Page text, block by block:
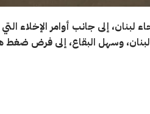
لبنان، إلى جانب أوامر الإخلاء
وسهل البقاع، إلى فرض ضغط